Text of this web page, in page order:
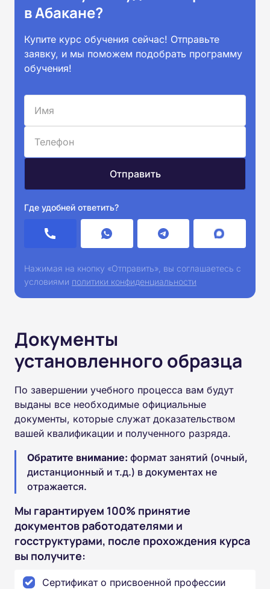
в Абакане?
Купите курс обучения сейчас! Отправьте
заявку, и мы поможем подобрать программу
обучения!
Где удобней ответить?
Нажимая на кнопку «Отправить», вы соглашаетесь с
условиями политики конфиденциальности
Документы
установленного образца
По завершении учебного процесса вам будут
выданы все необходимые официальные
документы, которые служат доказательством
вашей квалификации и полученного разряда.
Обратите внимание: формат занятий (очный,
дистанционный и т.д.) в документах не
отражается.
Мы гарантируем 100% принятие
документов работодателями и
госструктурами, после прохождения курса
вы получите:
Сертификат о присвоенной профессии